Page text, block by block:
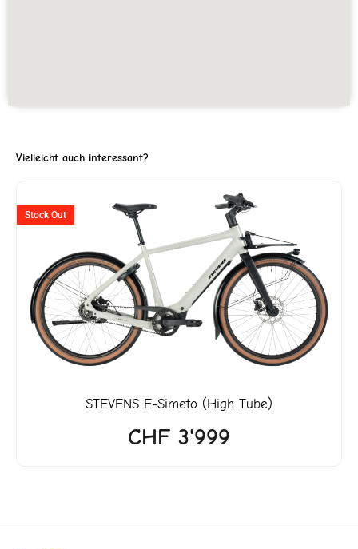
Vielleicht auch interessant?
Stock Out
STEVENS E-Simeto (High Tube)
CHF 3'999